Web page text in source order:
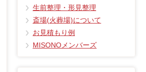
生前整理・形見整理
斎場(火葬場)について
お見積もり例
MISONOメンバーズ